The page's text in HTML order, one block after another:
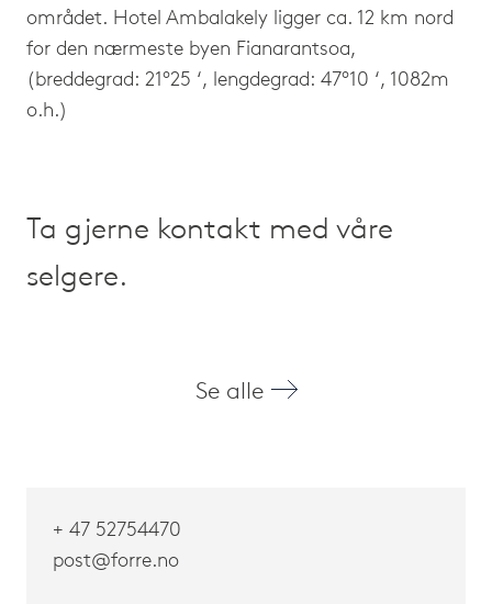
området. Hotel Ambalakely ligger ca. 12 km nord
for den nærmeste byen Fianarantsoa,
(breddegrad: 21°25 ‘, lengdegrad: 47°10 ‘, 1082m
o.h.)
Ta gjerne kontakt med våre
selgere.
Se alle
+ 47 52754470
post@forre.no